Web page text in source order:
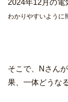
2024年12月の電
わかりやすいように
そこで、Nさん
果、一体どうな